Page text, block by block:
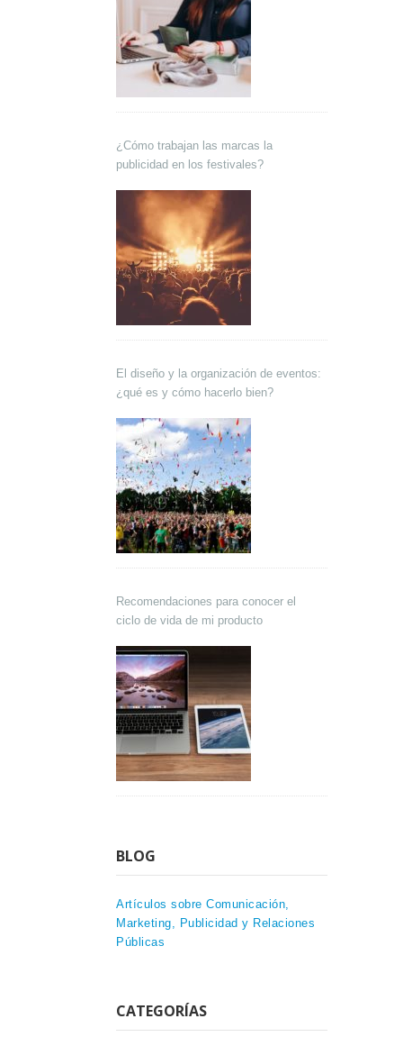
¿Cómo trabajan las marcas la
publicidad en los festivales?
El diseño y la organización de eventos:
¿qué es y cómo hacerlo bien?
Recomendaciones para conocer el
ciclo de vida de mi producto
BLOG
Artículos sobre Comunicación,
Marketing, Publicidad y Relaciones
Públicas
CATEGORÍAS